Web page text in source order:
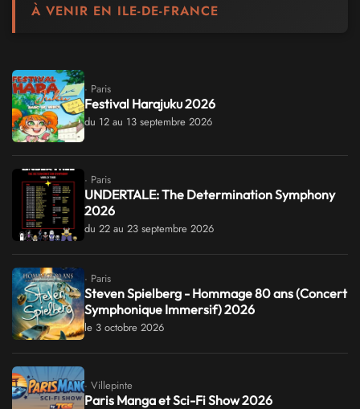
À VENIR EN ILE-DE-FRANCE
· Paris
Festival Harajuku 2026
du 12 au 13 septembre 2026
· Paris
UNDERTALE: The Determination Symphony
2026
du 22 au 23 septembre 2026
· Paris
Steven Spielberg - Hommage 80 ans (Concert
Symphonique Immersif) 2026
le 3 octobre 2026
· Villepinte
Paris Manga et Sci-Fi Show 2026